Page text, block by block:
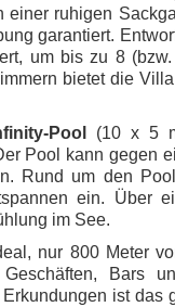
ruhigen
garantiert.
um bis zu 8
bietet die
Pool
(10 x 5
Pool kann gegen
Rund um den
ein. Über
im See.
nur 800 Meter
Bars
ist das